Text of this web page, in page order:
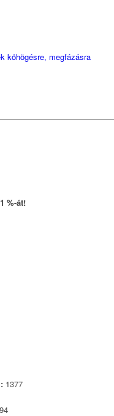
köhögésre, megfázásra
1 %-át!
1377